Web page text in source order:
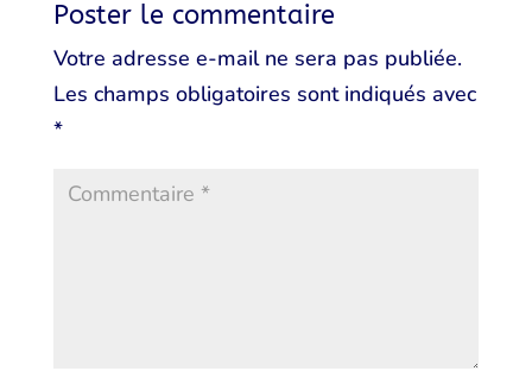
Poster le commentaire
Votre adresse e-mail ne sera pas publiée.
Les champs obligatoires sont indiqués avec
*